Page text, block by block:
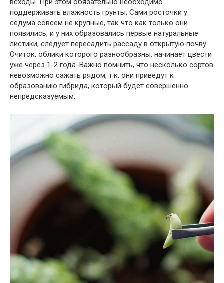
всходы. При этом обязательно необходимо
поддерживать влажность грунты. Сами росточки у
седума совсем не крупные, так что как только они
появились, и у них образовались первые натуральные
листики, следует пересадить рассаду в открытую почву.
Очиток, облики которого разнообразны, начинает цвести
уже через 1-2 года. Важно помнить, что несколько сортов
невозможно сажать рядом, т.к. они приведут к
образованию гибрида, который будет совершенно
непредсказуемым.